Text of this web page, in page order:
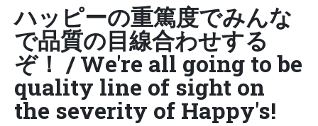
ハッピーの重篤度でみんな
で品質の目線合わせする
ぞ！ / We're all going to be
quality line of sight on
the severity of Happy's!